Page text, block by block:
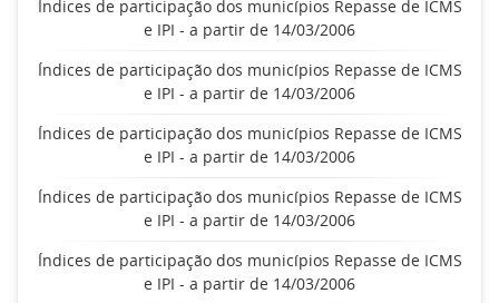
Índices de participação dos municípios Repasse de ICMS
e IPI - a partir de 14/03/2006
Índices de participação dos municípios Repasse de ICMS
e IPI - a partir de 14/03/2006
Índices de participação dos municípios Repasse de ICMS
e IPI - a partir de 14/03/2006
Índices de participação dos municípios Repasse de ICMS
e IPI - a partir de 14/03/2006
Índices de participação dos municípios Repasse de ICMS
e IPI - a partir de 14/03/2006